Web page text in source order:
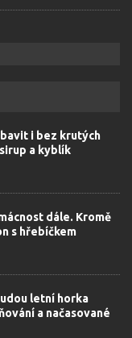
i bez krutých
a kyblík
dále. Kromě
s hřebíčkem
letní horka
a načasované